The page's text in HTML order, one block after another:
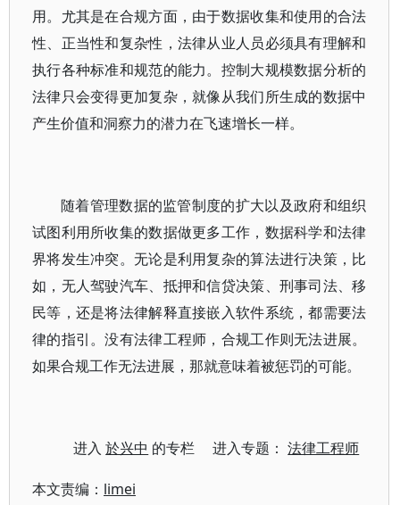
用。尤其是在合规方面，由于数据收集和使用的合法
性、正当性和复杂性，法律从业人员必须具有理解和
执行各种标准和规范的能力。控制大规模数据分析的
法律只会变得更加复杂，就像从我们所生成的数据中
产生价值和洞察力的潜力在飞速增长一样。
随着管理数据的监管制度的扩大以及政府和组织
试图利用所收集的数据做更多工作，数据科学和法律
界将发生冲突。无论是利用复杂的算法进行决策，比
如，无人驾驶汽车、抵押和信贷决策、刑事司法、移
民等，还是将法律解释直接嵌入软件系统，都需要法
律的指引。没有法律工程师，合规工作则无法进展。
如果合规工作无法进展，那就意味着被惩罚的可能。
进入於兴中 的专栏 进入专题：法律工程师
本文责编： limei